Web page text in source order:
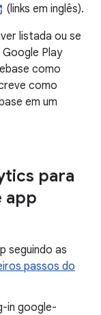
(links em inglês).
listada ou se
Play
como
como
em um
para
app
seguindo as
passos do
in google-